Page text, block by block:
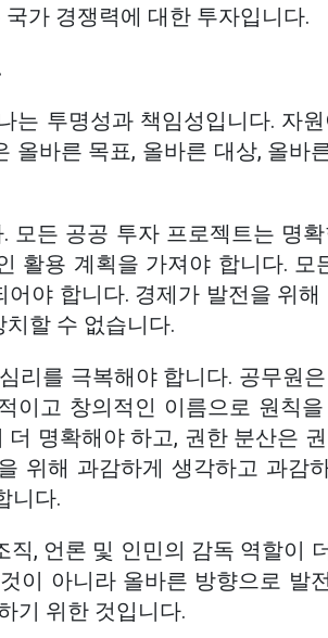
가 경쟁력에 대한 투자입니다.
는 투명성과 책임성입니다. 자
올바른 목표, 올바른 대상, 올바
모든 공공 투자 프로젝트는 명
활용 계획을 가져야 합니다. 모
야 합니다. 경제가 발전을 위해
할 수 없습니다.
리를 극복해야 합니다. 공무원
이고 창의적인 이름으로 원칙
명확해야 하고, 권한 분산은
위해 과감하게 생각하고 과감
니다.
, 언론 및 인민의 감독 역할이
이 아니라 올바른 방향으로 발
기 위한 것입니다.